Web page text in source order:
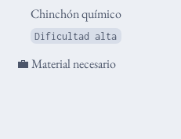
Chinchón químico
Dificultad alta
💼 Material necesario